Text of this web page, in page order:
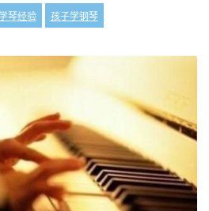
琴经验 孩子学钢琴